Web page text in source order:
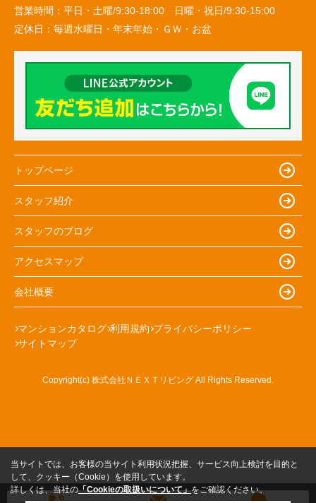
営業時間： 平日・土曜/9:30-18:00 日曜・祝日/9:30-15:00
定休日： 毎週水曜日・年末年始・ＧＷ・お盆
トップページ
スタッフ紹介
スタッフのブログ
アクセスマップ
会社概要
マンションカタログ 利用規約 プライバシーポリシー
サイトマップ
Copyright(c) 株式会社ＮＥＸＴリビング All Rights Reserved.
当サイトでは、お客様の当サイト利用状況把握、サービス向上検討を目的と
して、クッキー（Cookie）を使用しています。
詳しくは、当社の「Cookieの取扱いについて」をご確認ください。